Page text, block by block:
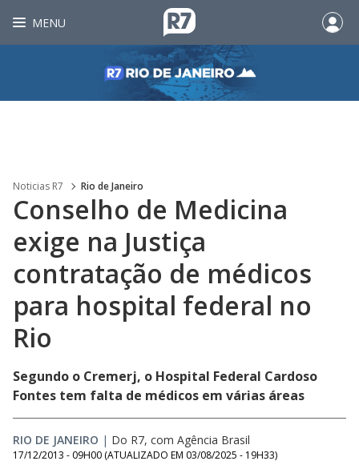
MENU
Noticias R7 Rio de Janeiro
Conselho de Medicina
exige na Justiça
contratação de médicos
para hospital federal no
Rio
Segundo o Cremerj, o Hospital Federal Cardoso
Fontes tem falta de médicos em várias áreas
RIO DE JANEIRO | Do R7, com Agência Brasil
17/12/2013 - 09H00 (ATUALIZADO EM 03/08/2025 - 19H33)